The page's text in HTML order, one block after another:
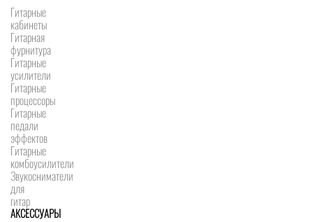
Гитарные
кабинеты
Гитарная
фурнитура
Гитарные
усилители
Гитарные
процессоры
Гитарные
педали
эффектов
Гитарные
комбоусилители
Звукосниматели
для
гитар
АКСЕССУАРЫ